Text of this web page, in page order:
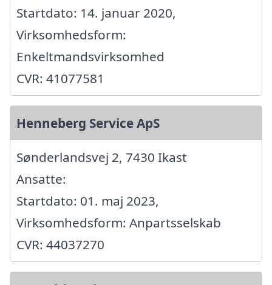
Startdato: 14. januar 2020,
Virksomhedsform:
Enkeltmandsvirksomhed
CVR: 41077581
Henneberg Service ApS
Sønderlandsvej 2, 7430 Ikast
Ansatte:
Startdato: 01. maj 2023,
Virksomhedsform: Anpartsselskab
CVR: 44037270